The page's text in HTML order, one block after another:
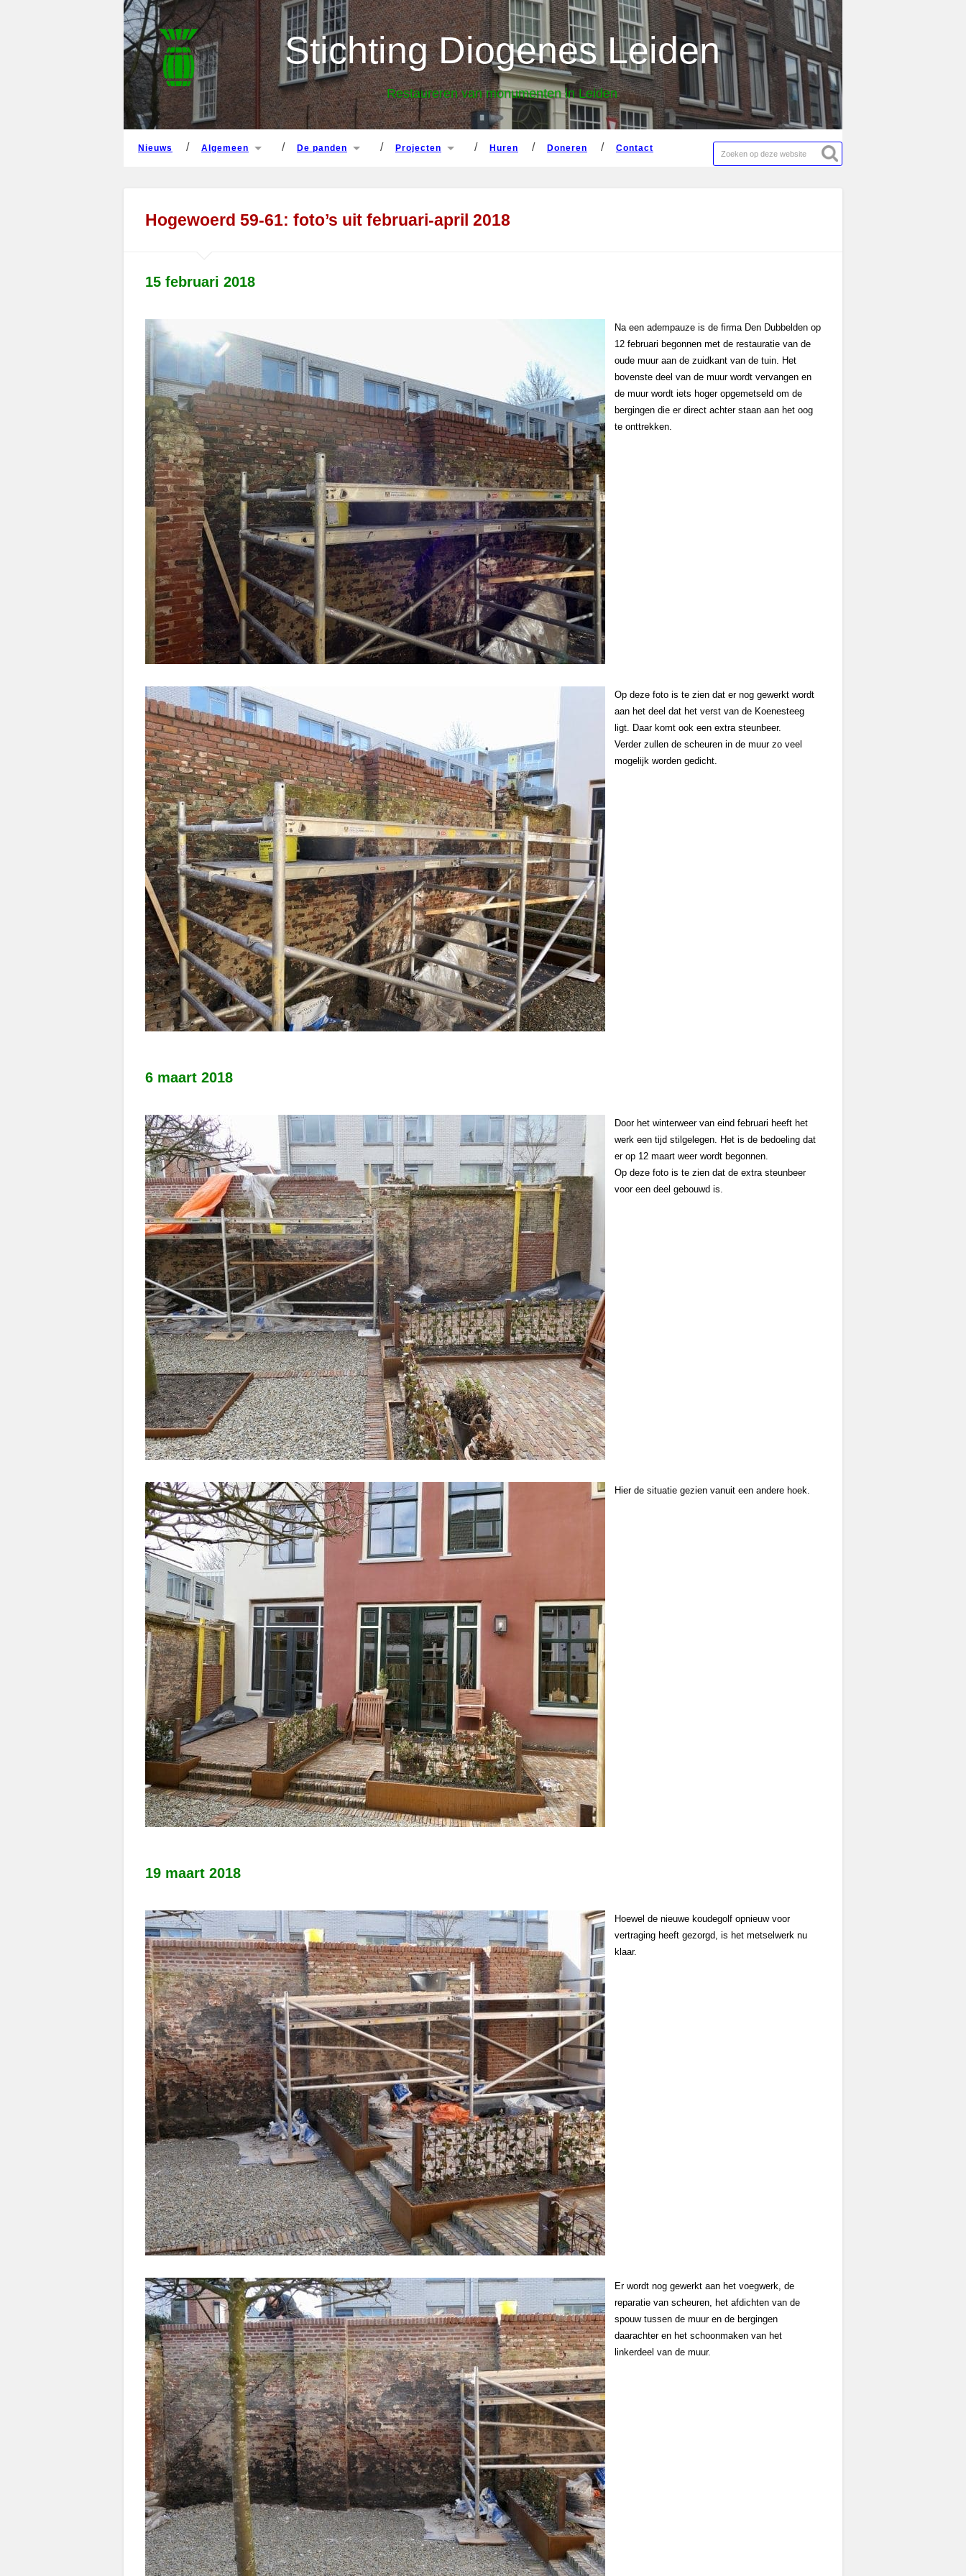
Stichting Diogenes Leiden
Restaureren van monumenten in Leiden
nieuws algemeen de panden projecten huren doneren contact
nieuws algemeen de panden projecten huren doneren contact
Hogewoerd 59-61: foto’s uit februari-april 2018
15 februari 2018
Na een adempauze is de firma Den Dubbelden op
12 februari begonnen met de restauratie van de
oude muur aan de zuidkant van de tuin. Het
bovenste deel van de muur wordt vervangen en
de muur wordt iets hoger opgemetseld om de
bergingen die er direct achter staan aan het oog
te onttrekken.
Op deze foto is te zien dat er nog gewerkt wordt
aan het deel dat het verst van de Koenesteeg
ligt. Daar komt ook een extra steunbeer.
Verder zullen de scheuren in de muur zo veel
mogelijk worden gedicht.
6 maart 2018
Door het winterweer van eind februari heeft het
werk een tijd stilgelegen. Het is de bedoeling dat
er op 12 maart weer wordt begonnen.
Op deze foto is te zien dat de extra steunbeer
voor een deel gebouwd is.
Hier de situatie gezien vanuit een andere hoek.
19 maart 2018
Hoewel de nieuwe koudegolf opnieuw voor
vertraging heeft gezorgd, is het metselwerk nu
klaar.
Er wordt nog gewerkt aan het voegwerk, de
reparatie van scheuren, het afdichten van de
spouw tussen de muur en de bergingen
daarachter en het schoonmaken van het
linkerdeel van de muur.